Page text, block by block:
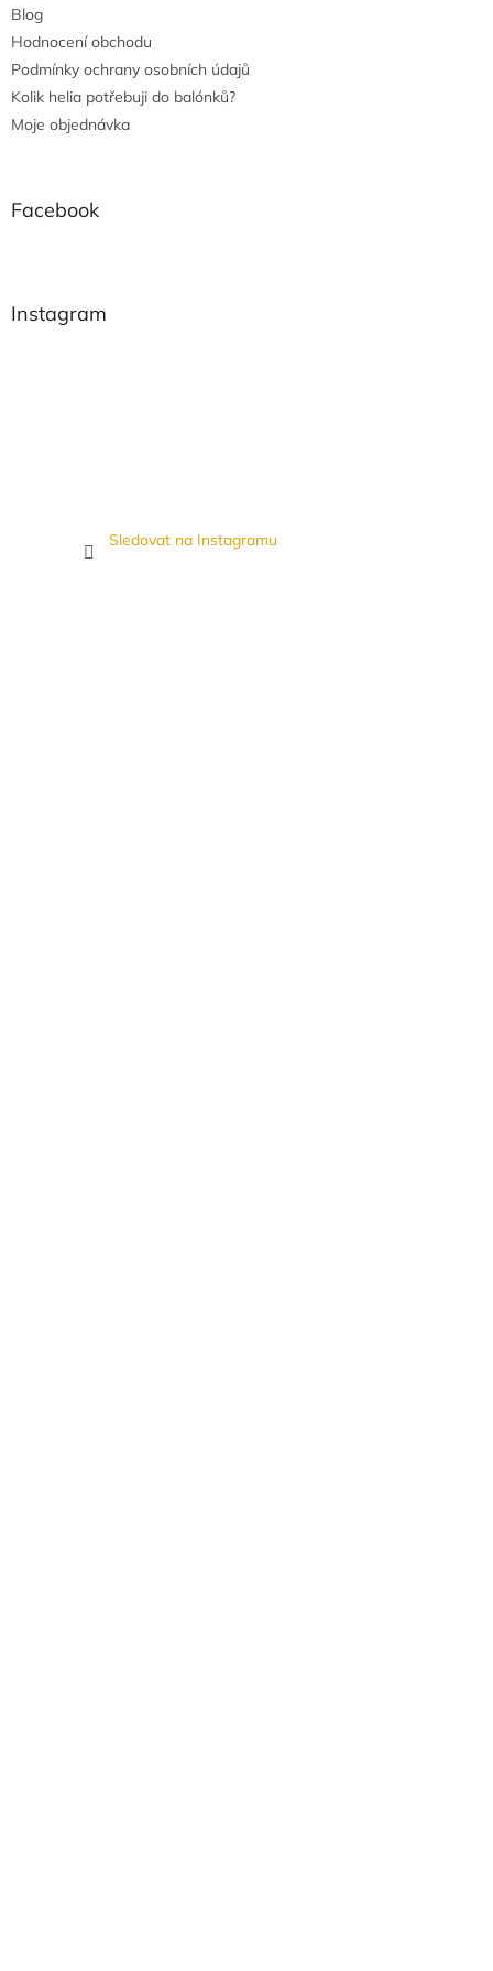
Blog
Hodnocení obchodu
Podmínky ochrany osobních údajů
Kolik helia potřebuji do balónků?
Moje objednávka
Facebook
Instagram
Sledovat na Instagramu